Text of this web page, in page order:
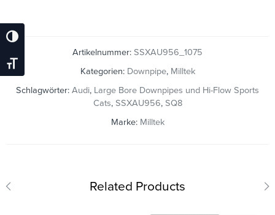
Umschalten Auf Hohe Kontraste
Schrift Vergrößern
Artikelnummer: SSXAU956_1075
Kategorien: Downpipe, Milltek
Schlagwörter: Audi, Large Bore Downpipes und Hi-Flow Sports
Cats, SSXAU956, SQ8
Marke: Milltek
Related Products